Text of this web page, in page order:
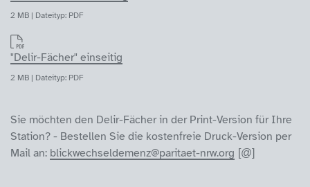
2 MB | Dateityp: PDF
"Delir-Fächer" einseitig
2 MB | Dateityp: PDF
Sie möchten den Delir-Fächer in der Print-Version für Ihre
Station? - Bestellen Sie die kostenfreie Druck-Version per
Mail an: blickwechseldemenz@paritaet-nrw.org